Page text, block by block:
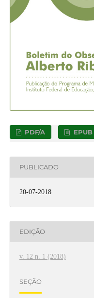
PDF/A EPUB
PUBLICADO
20-07-2018
EDIÇÃO
v. 12 n. 1 (2018)
SEÇÃO